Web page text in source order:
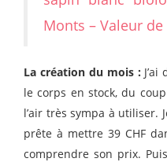
Monts – Valeur de
La création du mois :
le corps en stock, du
l’air très sympa à utiliser.
prête à mettre 39 CHF
comprendre son prix.